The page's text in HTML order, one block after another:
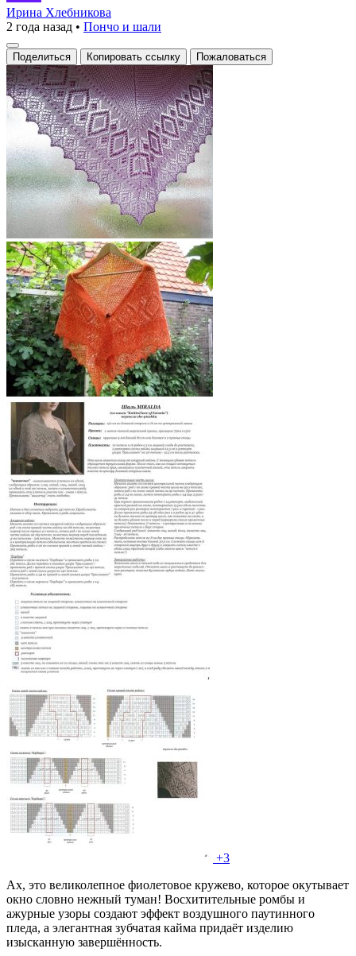
чудо:
кружевная
магия
на
стекле
Ирина Хлебникова
2 года назад • Пончо и шали
Поделиться Копировать ссылку Пожаловаться
+3
Ах, это великолепное фиолетовое кружево, которое окутывает
окно словно нежный туман! Восхитительные ромбы и
ажурные узоры создают эффект воздушного паутинного
пледа, а элегантная зубчатая кайма придаёт изделию
изысканную завершённость.